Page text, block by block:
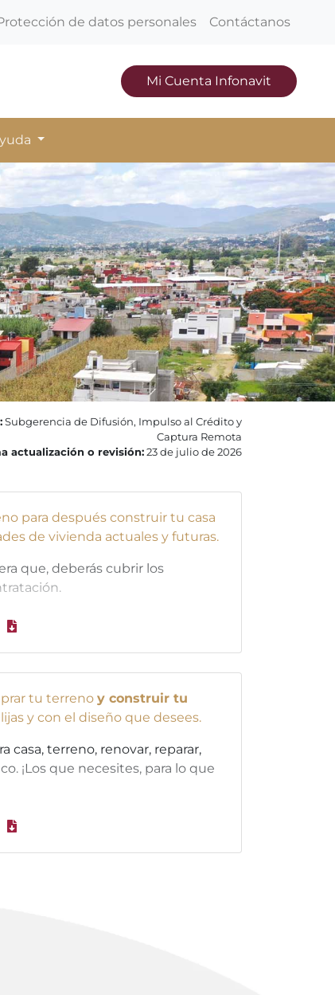
de datos personales Contáctanos
Mi Cuenta Infonavit
Subgerencia de Difusión, Impulso al Crédito y
Captura Remota
actualización o revisión: 23 de julio de 2026
para después construir tu casa
de vivienda actuales y futuras.
que, deberás cubrir los
tu terreno y construir tu
y con el diseño que desees.
casa, terreno, renovar, reparar,
¡Los que necesites, para lo que